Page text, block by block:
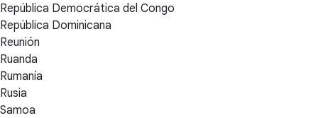
República Democrática del Congo
República Dominicana
Reunión
Ruanda
Rumanía
Rusia
Samoa